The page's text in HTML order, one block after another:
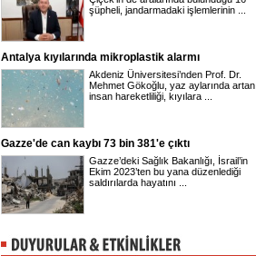
şüpheli, jandarmadaki işlemlerinin ...
Antalya kıyılarında mikroplastik alarmı
Akdeniz Üniversitesi’nden Prof. Dr.
Mehmet Gökoğlu, yaz aylarında artan
insan hareketliliği, kıyılara ...
Gazze'de can kaybı 73 bin 381'e çıktı
Gazze’deki Sağlık Bakanlığı, İsrail’in
Ekim 2023’ten bu yana düzenlediği
saldırılarda hayatını ...